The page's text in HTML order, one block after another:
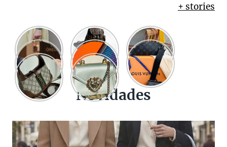
+ stories
Novidades